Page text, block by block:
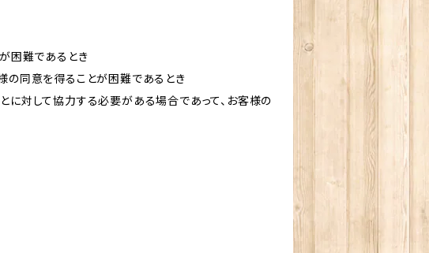
困難であるとき
の同意を得ることが困難であるとき
に対して協力する必要がある場合であって、お客様の